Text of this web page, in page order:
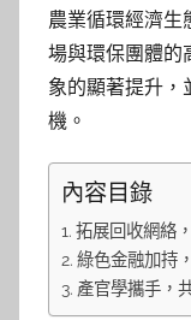
農業循環經濟生
場與環保團體的
象的顯著提升，
機。
內容目錄
拓展回收網絡
綠色金融加持
產官學攜手，